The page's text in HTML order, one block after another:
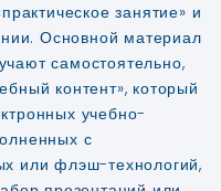
занятие» и
Основной материал
самостоятельно,
контент», который
учебно-
с
или флэш-технологий,